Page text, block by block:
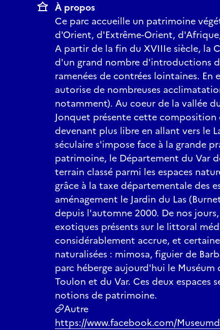
À propos
Ce parc accueille un patrimoine
d'Orient, d'Extrême-Orient,
A partir de la fin du XVIIIe siècle, la
d'un grand nombre d'introductions
ramenées de contrées lointaines.
autorise de nombreuses
notamment). Au coeur de la vallée
Jonquet présente cette composition
devenant plus libre en allant vers le
séculaire s'impose face à la grande
patrimoine, le Département du Var
terrain classé parmi les espaces
grâce à la taxe départementale des
aménagement le Jardin du Las
depuis l'automne 2000. De nos
exotiques présents sur le littoral
considérablement accrue, et
naturalisées : mimosa, figuier de
parc héberge aujourd'hui le
Toulon et du Var. Ces deux espaces
notions de patrimoine.
Autre
https://www.facebook.com/